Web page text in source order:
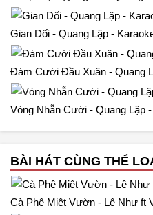
Gian Dối - Quang Lập -
Đám Cưới Đầu Xuân - Quang
Vòng Nhẫn Cưới - Quang Lập
BÀI HÁT CÙNG THỂ
Cà Phê Miệt Vườn - Lê Như ft